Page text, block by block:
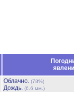
Облачно. (78%)
Дождь. (6.6 мм.)